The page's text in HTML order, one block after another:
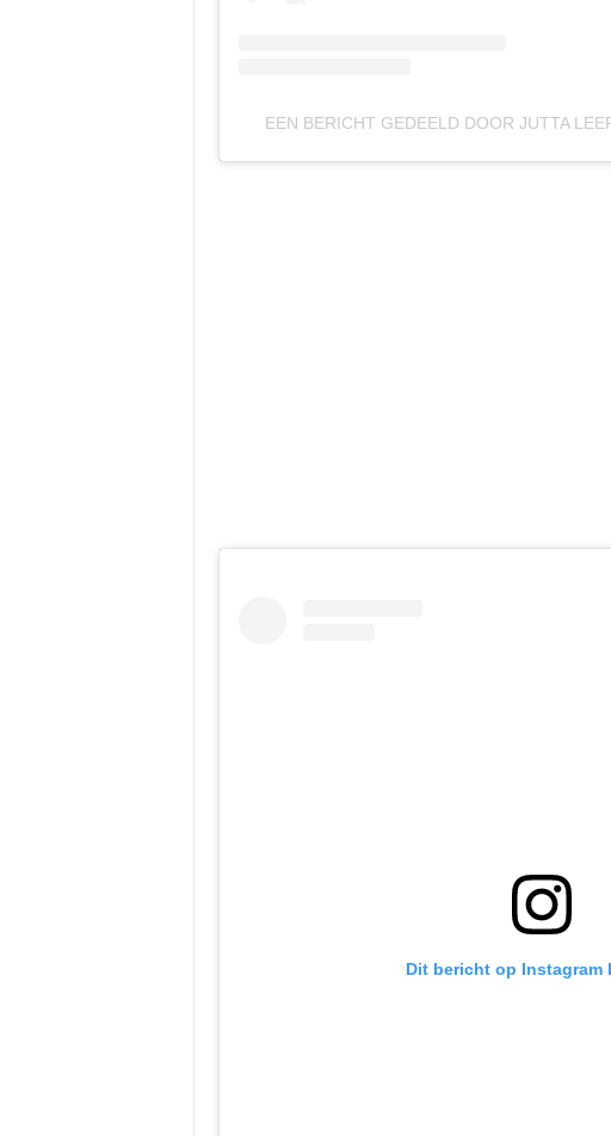
EEN BERICHT GEDEELD DOOR JUTTA
Dit bericht op Instagram